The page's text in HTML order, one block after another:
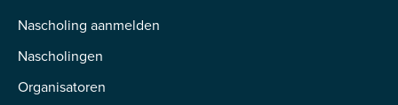
Nascholing aanmelden
Nascholingen
Organisatoren